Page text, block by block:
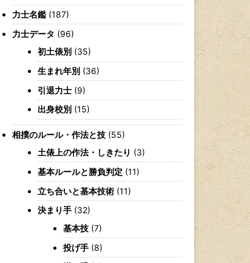
力士名鑑 (187)
力士データ (96)
初土俵別 (35)
生まれ年別 (36)
引退力士 (9)
出身校別 (15)
相撲のルール・作法と技 (55)
土俵上の作法・しきたり (3)
基本ルールと勝負判定 (11)
立ち合いと基本技術 (11)
決まり手 (32)
基本技 (7)
投げ手 (8)